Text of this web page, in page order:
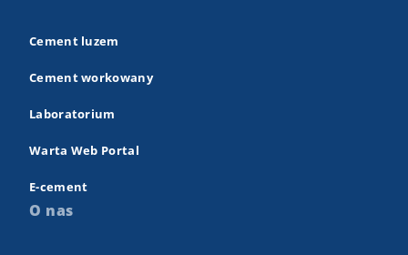
Cement luzem
Cement workowany
Laboratorium
Warta Web Portal
E-cement
O nas